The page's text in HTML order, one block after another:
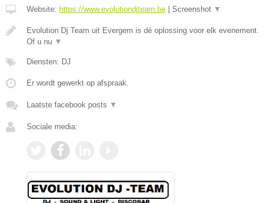
Website: https://www.evolutiondjteam.be Screenshot ▼
Evolution Dj Team uit Evergem is dé oplossing voor elk evenement.
Of u nu ▼
Diensten: DJ
Er wordt gewerkt op afspraak.
Laatste facebook posts ▼
Sociale media: